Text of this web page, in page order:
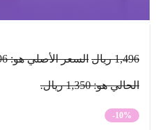
1,496 ريال السعر الأصلي هو: 1,496 ريال.
الحالي هو: 1,350 ريال.
-10%